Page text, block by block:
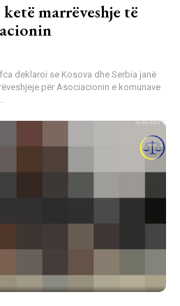
marrëveshje të
deklaroi se Kosova dhe Serbia janë
për Asociacionin e komunave